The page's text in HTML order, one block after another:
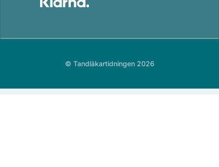
© Tandläkartidningen 2026